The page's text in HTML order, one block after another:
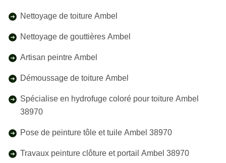
Nettoyage de toiture Ambel
Nettoyage de gouttières Ambel
Artisan peintre Ambel
Démoussage de toiture Ambel
Spécialise en hydrofuge coloré pour toiture Ambel
38970
Pose de peinture tôle et tuile Ambel 38970
Travaux peinture clôture et portail Ambel 38970